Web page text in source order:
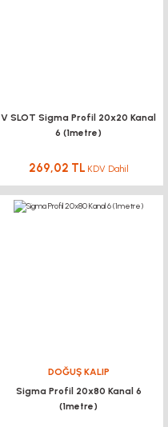
V SLOT Sigma Profil 20x20 Kanal
6 (1metre)
269,02 TL KDV Dahil
DOĞUŞ KALIP
Sigma Profil 20x80 Kanal 6
(1metre)